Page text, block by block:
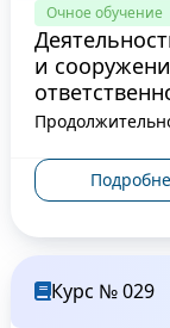
Очное обучение
и
Курс № 029